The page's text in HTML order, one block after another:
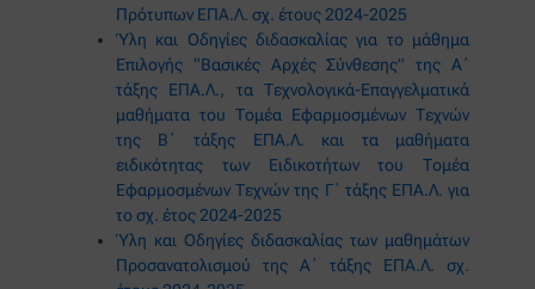
Πρότυπων ΕΠΑ.Λ. σχ. έτους 2024-2025
Ύλη και Οδηγίες διδασκαλίας για το μάθημα
Επιλογής “Βασικές Αρχές Σύνθεσης” της Α΄
τάξης ΕΠΑ.Λ., τα Τεχνολογικά-Επαγγελματικά
μαθήματα του Τομέα Εφαρμοσμένων Τεχνών
της Β΄ τάξης ΕΠΑ.Λ. και τα μαθήματα
ειδικότητας των Ειδικοτήτων του Τομέα
Εφαρμοσμένων Τεχνών της Γ΄ τάξης ΕΠΑ.Λ. για
το σχ. έτος 2024-2025
Ύλη και Οδηγίες διδασκαλίας των μαθημάτων
Προσανατολισμού της Α΄ τάξης ΕΠΑ.Λ. σχ.